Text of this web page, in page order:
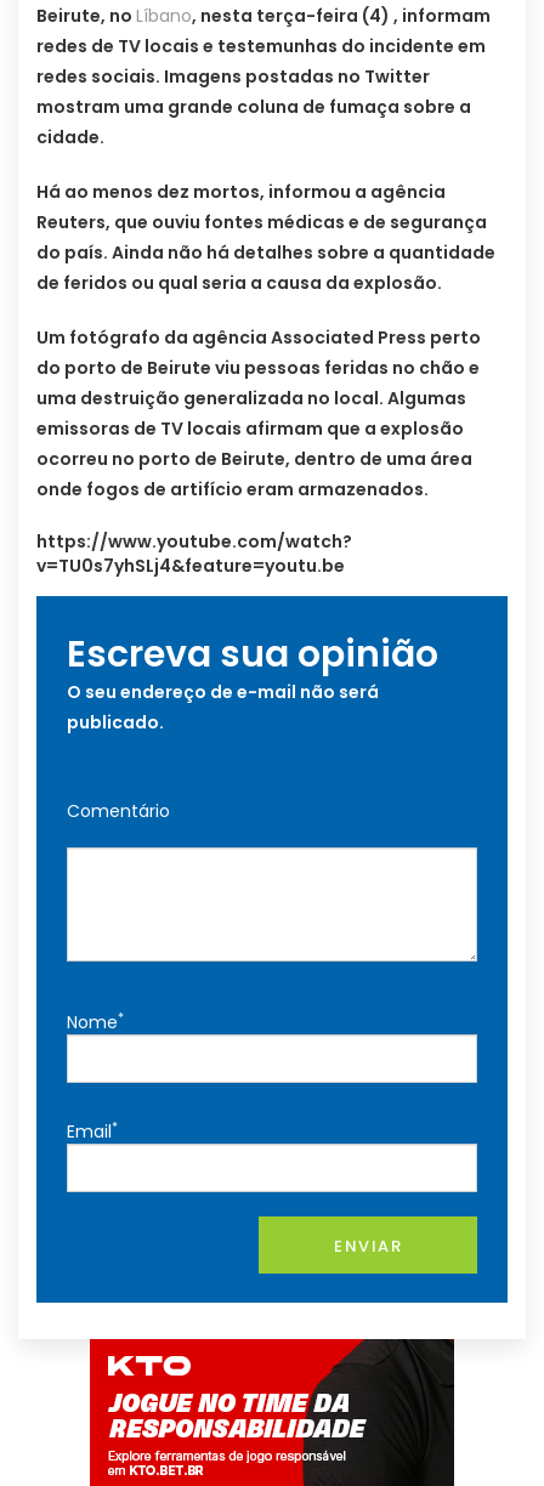
Beirute, no Líbano, nesta terça-feira (4) , informam
redes de TV locais e testemunhas do incidente em
redes sociais. Imagens postadas no Twitter
mostram uma grande coluna de fumaça sobre a
cidade.
Há ao menos dez mortos, informou a agência
Reuters, que ouviu fontes médicas e de segurança
do país. Ainda não há detalhes sobre a quantidade
de feridos ou qual seria a causa da explosão.
Um fotógrafo da agência Associated Press perto
do porto de Beirute viu pessoas feridas no chão e
uma destruição generalizada no local. Algumas
emissoras de TV locais afirmam que a explosão
ocorreu no porto de Beirute, dentro de uma área
onde fogos de artifício eram armazenados.
https://www.youtube.com/watch?
v=TU0s7yhSLj4&feature=youtu.be
Escreva sua opinião
O seu endereço de e-mail não será
publicado.
Comentário
Nome*
Email*
ENVIAR